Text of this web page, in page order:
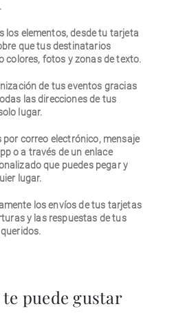
los elementos, desde tu tarjeta
que tus destinatarios
colores, fotos y zonas de texto.
de tus eventos gracias
las direcciones de tus
lugar.
correo electrónico, mensaje
o a través de un enlace
que puedes pegar y
lugar.
los envíos de tus tarjetas
y las respuestas de tus
puede gustar